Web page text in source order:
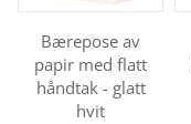
Bærepose av
papir med flatt
håndtak - glatt
hvit